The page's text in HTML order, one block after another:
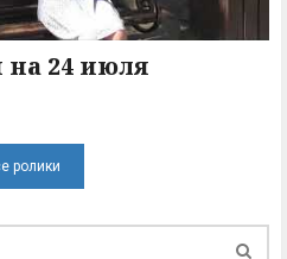
24 июля
ролики